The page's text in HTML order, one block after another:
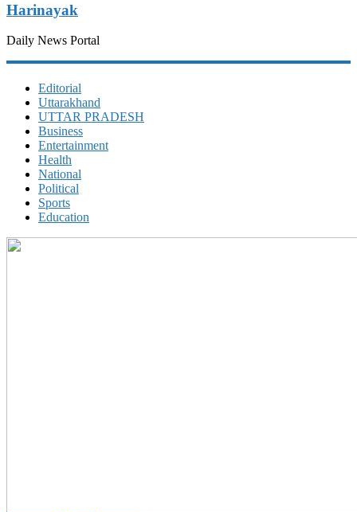
Harinayak
Daily News Portal
Editorial
Uttarakhand
UTTAR PRADESH
Business
Entertainment
Health
National
Political
Sports
Education